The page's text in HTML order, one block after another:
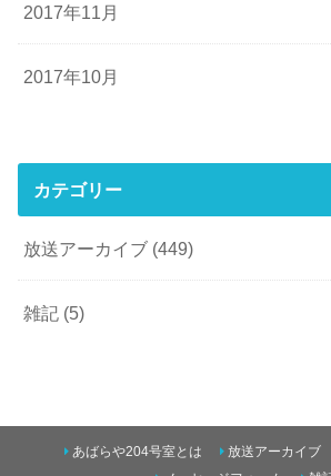
2017年11月
2017年10月
カテゴリー
放送アーカイブ (449)
雑記 (5)
あばらや204号室とは 放送アーカイブ